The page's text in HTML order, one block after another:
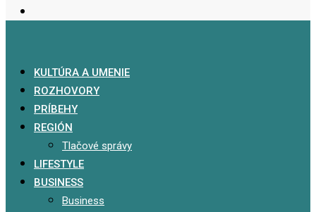
KULTÚRA A UMENIE
ROZHOVORY
PRÍBEHY
REGIÓN
Tlačové správy
LIFESTYLE
BUSINESS
Business